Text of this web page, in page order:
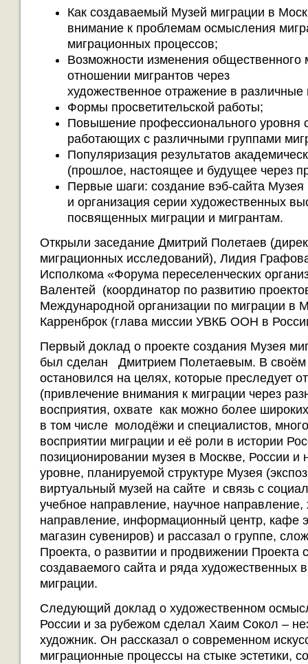
Как создаваемый Музей миграции в
внимание к проблемам осмысления
миграционных процессов;
Возможности изменения общественного
отношении мигрантов через
художественное отражение в различные
Формы просветительской работы;
Повышение профессионального уровня
работающих с различными группами
Популяризация результатов
(прошлое, настоящее и будущее через
Первые шаги: создание вэб-сайта
и организация серии художественных
посвященных миграции и мигрантам.
Открыли заседание Дмитрий Полетаев
миграционных исследований), Лидия
Исполкома «Форума переселенческих
Валентей (координатор по развитию
Международной организации по миграции в
Карренброк (глава миссии УВКБ ООН в
Первый доклад о проекте создания Музея
был сделан Дмитрием Полетаевым. В своём
остановился на целях, которые преследует
(привлечение внимания к миграции через
восприятия, охвате как можно более
в том числе молодёжи и специалистов,
восприятии миграции и её роли в истории
позиционировании музея в Москве, России
уровне, планируемой структуре Музея
виртуальный музей на сайте и связь с
учебное направление, научное направление,
направление, информационный центр, кафе
магазин сувениров) и рассазал о группе,
Проекта, о развитии и продвижении
создаваемого сайта и ряда художественных
миграции.
Следующий доклад о художественном
России и за рубежом сделал Хаим Сокол –
художник. Он рассказал о современном
миграционные процессы на стыке эстетики,